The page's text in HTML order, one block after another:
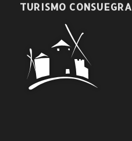
TURISMO CONSUEGRA